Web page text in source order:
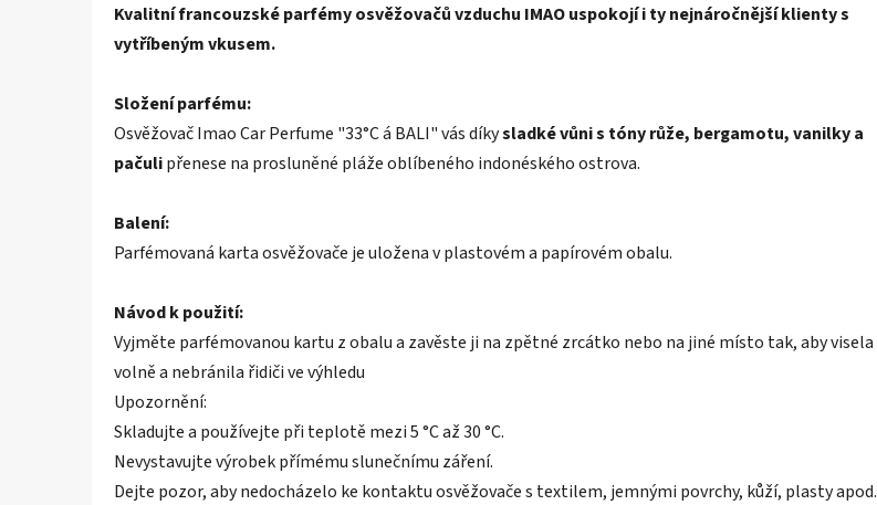
Kvalitní francouzské parfémy osvěžovačů vzduchu IMAO uspokojí i ty nejnáročnější klienty s
vytříbeným vkusem.
Složení parfému:
Osvěžovač Imao Car Perfume "33°C á BALI" vás díkysladké vůni s tóny růže, bergamotu, vanilky a
pačulipřenese na prosluněné pláže oblíbeného indonéského ostrova.
Balení:
Parfémovaná karta osvěžovače je uložena v plastovém a papírovém obalu.
Návod k použití:
Vyjměte parfémovanou kartu z obalu a zavěste ji na zpětné zrcátko nebo na jiné místo tak, aby visela
volně a nebránila řidiči ve výhledu
Upozornění:
Skladujte a používejte při teplotě mezi 5 °C až 30 °C.
Nevystavujte výrobek přímému slunečnímu záření.
Dejte pozor, aby nedocházelo ke kontaktu osvěžovače s textilem, jemnými povrchy, kůží, plasty apod.